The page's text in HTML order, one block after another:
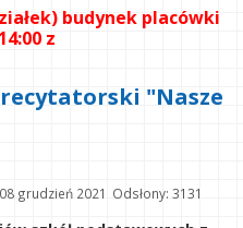
budynek placówki
z
"Nasze
grudzień 2021 Odsłony: 3131